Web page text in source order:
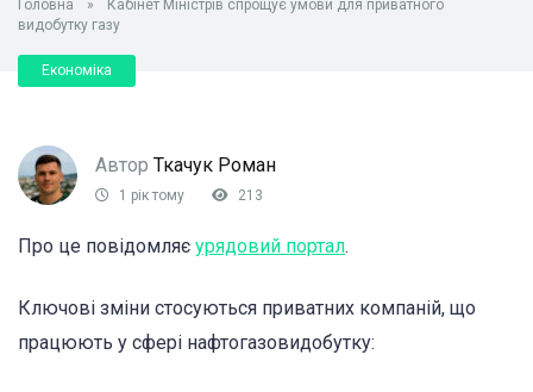
Головна »
Кабінет Міністрів спрощує умови для приватного
видобутку газу
Економіка
Автор Ткачук Роман
1 рік тому 213
Про це повідомляє урядовий портал.
Ключові зміни стосуються приватних компаній, що
працюють у сфері нафтогазовидобутку: